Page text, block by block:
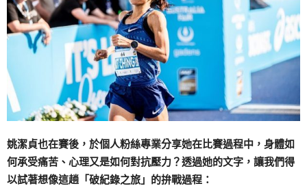
姚潔貞也在賽後，於個人粉絲專業分享她在比賽過程中，身體如
何承受痛苦、心理又是如何對抗壓力？透過她的文字，讓我們得
以試著想像這趟「破紀錄之旅」的拚戰過程：